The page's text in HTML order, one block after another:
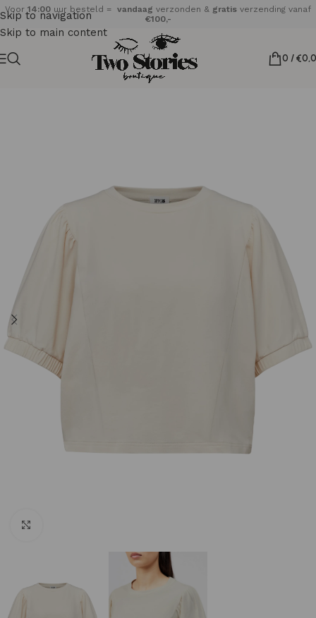
Skip to navigation
Skip to main content
Voor 14:00 uur besteld = vandaag verzonden & gratis verzending vanaf
€100,-
0 /€